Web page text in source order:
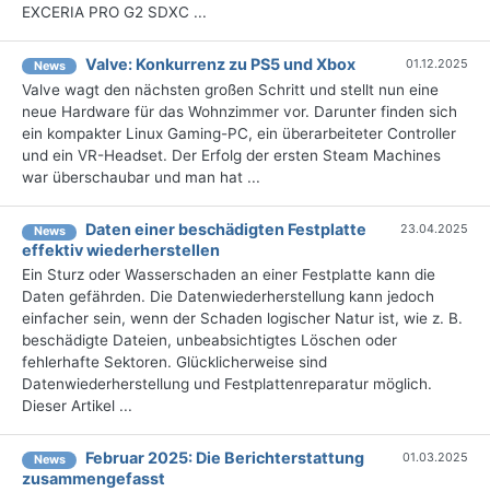
EXCERIA PRO G2 SDXC ...
News Valve: Konkurrenz zu PS5 und Xbox 01.12.2025
Valve wagt den nächsten großen Schritt und stellt nun eine
neue Hardware für das Wohnzimmer vor. Darunter finden sich
ein kompakter Linux Gaming-PC, ein überarbeiteter Controller
und ein VR-Headset. Der Erfolg der ersten Steam Machines
war überschaubar und man hat ...
News
Daten einer beschädigten Festplatte
effektiv wiederherstellen
23.04.2025
Ein Sturz oder Wasserschaden an einer Festplatte kann die
Daten gefährden. Die Datenwiederherstellung kann jedoch
einfacher sein, wenn der Schaden logischer Natur ist, wie z. B.
beschädigte Dateien, unbeabsichtigtes Löschen oder
fehlerhafte Sektoren. Glücklicherweise sind
Datenwiederherstellung und Festplattenreparatur möglich.
Dieser Artikel ...
News
Februar 2025: Die Bericht­erstattung
zusammengefasst
01.03.2025